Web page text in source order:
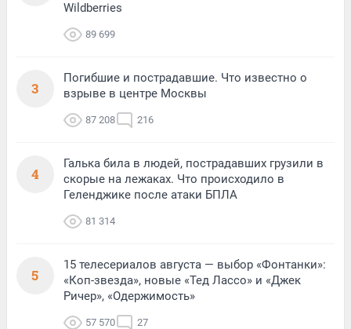
Wildberries
89 699
3
Погибшие и пострадавшие. Что известно о
взрыве в центре Москвы
87 208 216
4
Галька била в людей, пострадавших грузили в
скорые на лежаках. Что происходило в
Геленджике после атаки БПЛА
81 314
5
15 телесериалов августа — выбор «Фонтанки»:
«Коп-звезда», новые «Тед Лассо» и «Джек
Ричер», «Одержимость»
57 570 27